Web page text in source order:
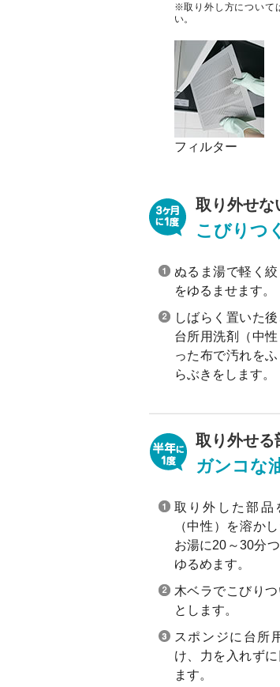
※取り外し方について
い。
フィルター
取り外せな
こびりつ
ぬるま湯で軽く
をゆるませます。
しばらく置いた
台所用洗剤（中
った布で汚れを
らぶきをします。
取り外せる
ガンコな
取り外した部品
（中性）を溶か
お湯に20～30分
ゆるめます。
木ベラでこびり
とします。
スポンジに台所
け、力を入れず
ます。